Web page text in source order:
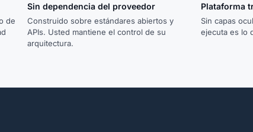
de
Sin dependencia del proveedor
Construido sobre estándares abiertos y
APIs. Usted mantiene el control de su
arquitectura.
Plataforma
Sin capas
ejecuta es lo